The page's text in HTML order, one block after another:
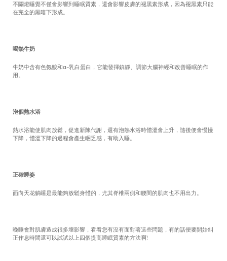
不關燈睡覺不僅會影響到睡眠質素，還會影響皮膚的褪黑素形成，因為褪黑素只能
在完全的黑暗下形成。
喝熱牛奶
牛奶中含有色氨酸和α-乳白蛋白，它能發揮鎮靜、調節大腦神經和改善睡眠的作
用。
泡個熱水浴
熱水浴能使肌肉放鬆，促進新陳代謝，還有泡熱水浴時體溫會上升，隨後便會慢慢
下降，體溫下降的過程會產生睏乏感，有助入睡。
正確睡姿
面向天花躺睡是最能夠放鬆身體的，尤其脊椎兩側和腰間的肌肉也不用出力。
晚睡會對肌膚造成很多壞影響，看看您有沒有面對著這些問題，有的話便要開始糾
正作息時間還可以試試以上四個提高睡眠質素的方法啊!